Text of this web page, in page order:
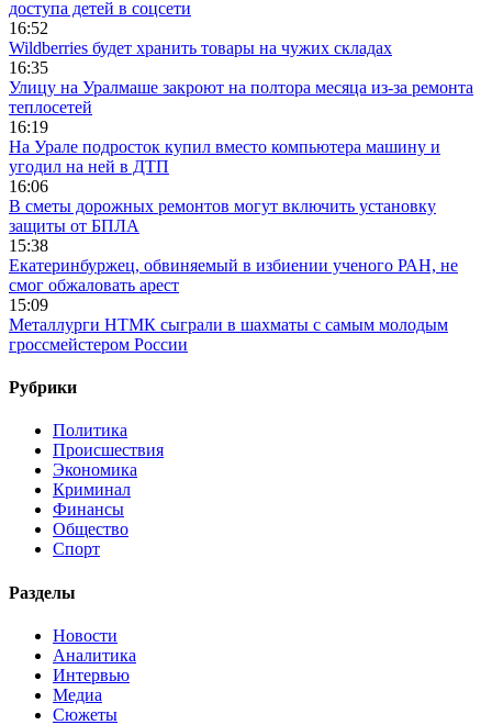
доступа детей в соцсети
16:52
Wildberries будет хранить товары на чужих складах
16:35
Улицу на Уралмаше закроют на полтора месяца из-за ремонта
теплосетей
16:19
На Урале подросток купил вместо компьютера машину и
угодил на ней в ДТП
16:06
В сметы дорожных ремонтов могут включить установку
защиты от БПЛА
15:38
Екатеринбуржец, обвиняемый в избиении ученого РАН, не
смог обжаловать арест
15:09
Металлурги НТМК сыграли в шахматы с самым молодым
гроссмейстером России
Рубрики
Политика
Происшествия
Экономика
Криминал
Финансы
Общество
Спорт
Разделы
Новости
Аналитика
Интервью
Медиа
Сюжеты